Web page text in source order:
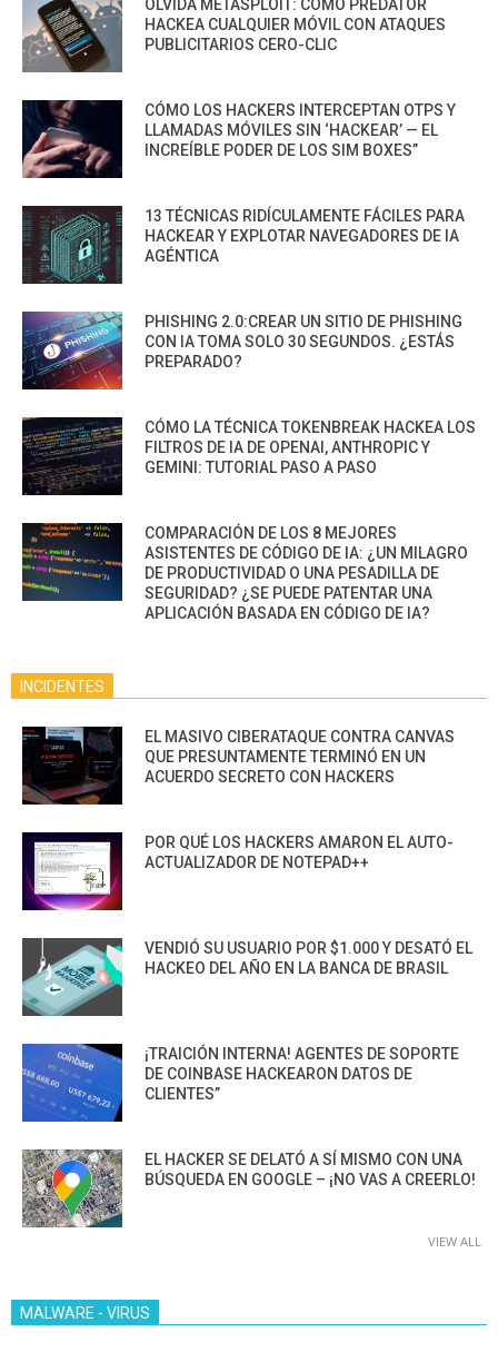
OLVIDA METASPLOIT: CÓMO PREDATOR
HACKEA CUALQUIER MÓVIL CON ATAQUES
PUBLICITARIOS CERO-CLIC
CÓMO LOS HACKERS INTERCEPTAN OTPS Y
LLAMADAS MÓVILES SIN ‘HACKEAR’ — EL
INCREÍBLE PODER DE LOS SIM BOXES”
13 TÉCNICAS RIDÍCULAMENTE FÁCILES PARA
HACKEAR Y EXPLOTAR NAVEGADORES DE IA
AGÉNTICA
PHISHING 2.0:CREAR UN SITIO DE PHISHING
CON IA TOMA SOLO 30 SEGUNDOS. ¿ESTÁS
PREPARADO?
CÓMO LA TÉCNICA TOKENBREAK HACKEA LOS
FILTROS DE IA DE OPENAI, ANTHROPIC Y
GEMINI: TUTORIAL PASO A PASO
COMPARACIÓN DE LOS 8 MEJORES
ASISTENTES DE CÓDIGO DE IA: ¿UN MILAGRO
DE PRODUCTIVIDAD O UNA PESADILLA DE
SEGURIDAD? ¿SE PUEDE PATENTAR UNA
APLICACIÓN BASADA EN CÓDIGO DE IA?
INCIDENTES
EL MASIVO CIBERATAQUE CONTRA CANVAS
QUE PRESUNTAMENTE TERMINÓ EN UN
ACUERDO SECRETO CON HACKERS
POR QUÉ LOS HACKERS AMARON EL AUTO-
ACTUALIZADOR DE NOTEPAD++
VENDIÓ SU USUARIO POR $1.000 Y DESATÓ EL
HACKEO DEL AÑO EN LA BANCA DE BRASIL
¡TRAICIÓN INTERNA! AGENTES DE SOPORTE
DE COINBASE HACKEARON DATOS DE
CLIENTES”
EL HACKER SE DELATÓ A SÍ MISMO CON UNA
BÚSQUEDA EN GOOGLE – ¡NO VAS A CREERLO!
VIEW ALL
MALWARE - VIRUS